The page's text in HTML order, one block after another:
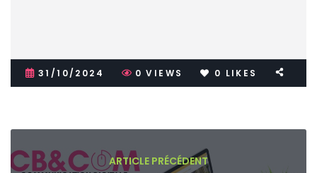
31/10/2024 0 VIEWS 0 LIKES
ARTICLE PRÉCÉDENT